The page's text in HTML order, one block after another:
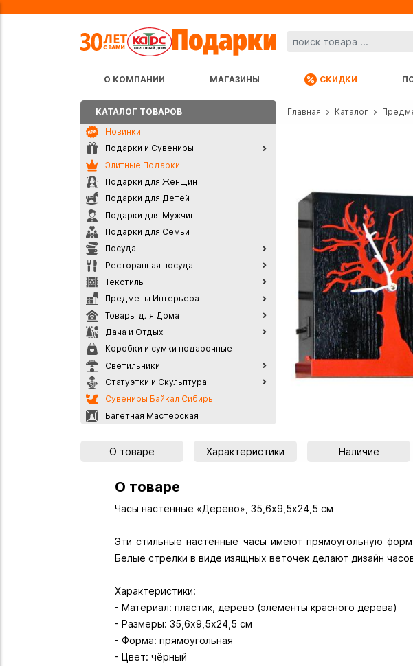
О КОМПАНИИ МАГАЗИНЫ СКИДКИ
КАТАЛОГ ТОВАРОВ
Новинки
Подарки и Сувениры
Элитные Подарки
Подарки для Женщин
Подарки для Детей
Подарки для Мужчин
Подарки для Семьи
Посуда
Ресторанная посуда
Текстиль
Предметы Интерьера
Товары для Дома
Дача и Отдых
Коробки и сумки подарочные
Светильники
Статуэтки и Скульптура
Сувениры Байкал Сибирь
Багетная Мастерская
Главная Каталог
О товаре Характеристики Наличие
О товаре
Часы настенные «Дерево», 35,6х9,5х24,5 см
Эти стильные настенные часы имеют прямоугольную
Белые стрелки в виде изящных веточек делают дизайн
Характеристики:
- Материал: пластик, дерево (элементы красного дерева)
- Размеры: 35,6х9,5х24,5 см
- Форма: прямоугольная
- Цвет: чёрный